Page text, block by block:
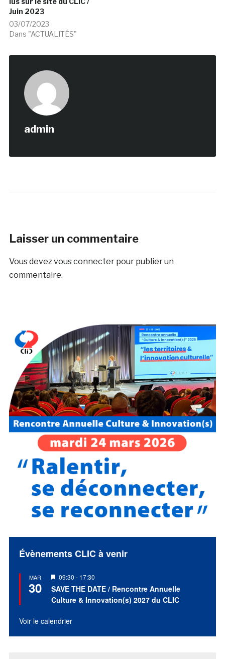
Juin 2023
03/07/2023
Dans "ACTUALITÉS"
admin
Laisser un commentaire
Vous devezvous connecterpour publier un
commentaire.
Évènements CLIC à venir
MAR
30
Mis
en
avant
09:30 - 17:30
SAVE THE DATE / Rencontre Annuelle
Culture & Innovation(s) 2027 du CLIC
Voir le calendrier